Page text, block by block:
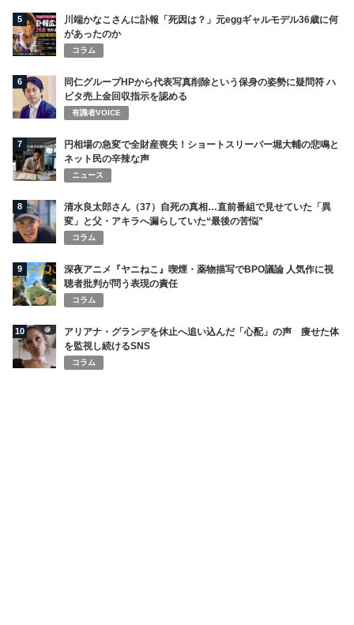
5
川端かなこさんに訃報「死因は？」元eggギャルモデル36歳に何
があったのか
コラム
6
同仁グループHPから代表写真削除という保身の姿勢に疑問符 ハ
ビタ売上金回収指示を認める
有識者VOICE
7
円相場の急変で全財産喪失！ショートスリーパー堀大輔の悲鳴と
ネット民の辛辣な声
ニュース
8
清水良太郎さん（37）自死の真相…直前番組で見せていた「異
変」と父・アキラへ漏らしていた“最後の苦悩”
コラム
9
深夜アニメ『ヤニねこ』喫煙・薬物描写でBPO議論 人気作に視
聴者批判が問う表現の責任
コラム
10
アリアナ・グランデを休止へ追い込んだ「心配」の声 痩せた体
を監視し続けるSNS
コラム